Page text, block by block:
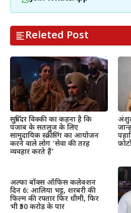
Releted Post
सुबिंदर विक्की का कहना है कि
पंजाब के सतलुज के लिए
सामुदायिक स्क्रीनिंग का आयोजन
करने वाले लोग ‘सेवा की तरह
व्यवहार करते हैं’
अल्फा बॉक्स ऑफिस कलेक्शन
दिन 6: आलिया भट्ट, शरबरी की
फिल्म की रफ्तार फिर धीमी, फिर
भी ₹50 करोड़ के पार